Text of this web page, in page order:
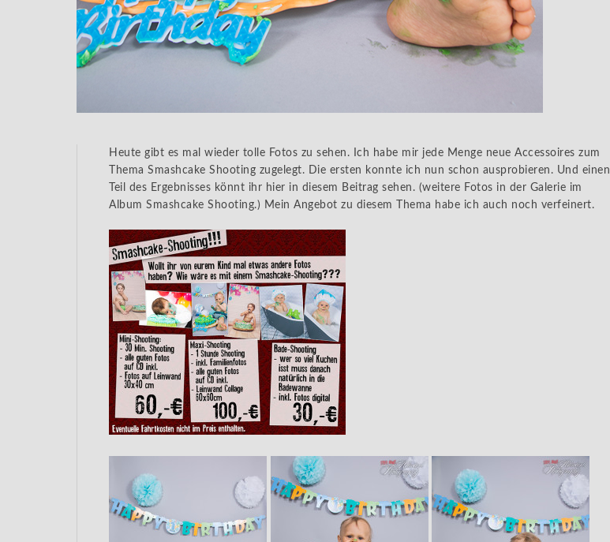
Heute gibt es mal wieder tolle Fotos zu sehen. Ich habe mir jede Menge neue Accessoires zum
Thema Smashcake Shooting zugelegt. Die ersten konnte ich nun schon ausprobieren. Und einen
Teil des Ergebnisses könnt ihr hier in diesem Beitrag sehen. (weitere Fotos in der Galerie im
Album Smashcake Shooting.) Mein Angebot zu diesem Thema habe ich auch noch verfeinert.